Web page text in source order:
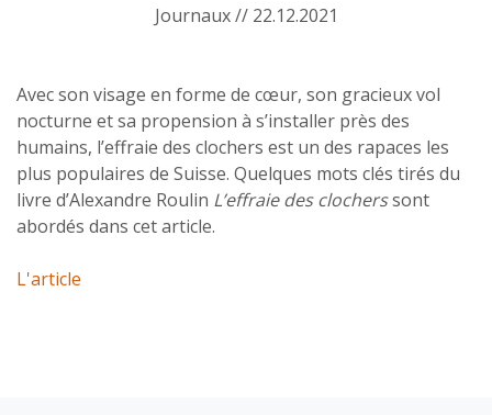
Journaux // 22.12.2021
Avec son visage en forme de cœur, son gracieux vol
nocturne et sa propension à s’installer près des
humains, l’effraie des clochers est un des rapaces les
plus populaires de Suisse. Quelques mots clés tirés du
livre d’Alexandre Roulin L’effraie des clocherssont
abordés dans cet article.
L'article